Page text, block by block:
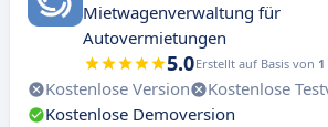
Mietwagenverwaltung für
Autovermietungen
5.0Erstellt auf Basis von
Kostenlose Version
Kostenlose
Kostenlose Demoversion